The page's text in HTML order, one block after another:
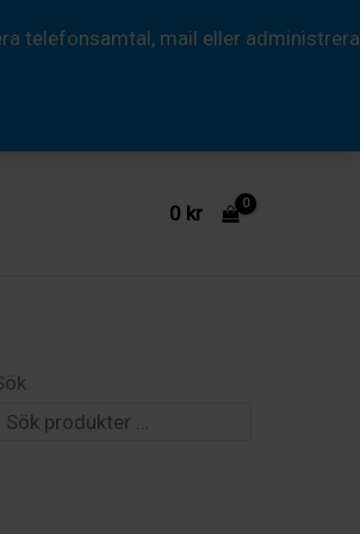
telefonsamtal, mail eller administrera
0 kr